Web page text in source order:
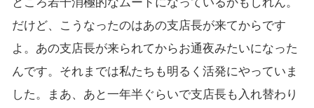
だけど、こうなったのはあの支店長が来てからです
よ。あの支店長が来られてからお通夜みたいになった
んです。それまでは私たちも明るく活発にやっていま
した。まあ、あと一年半ぐらいで支店長も入れ替わり